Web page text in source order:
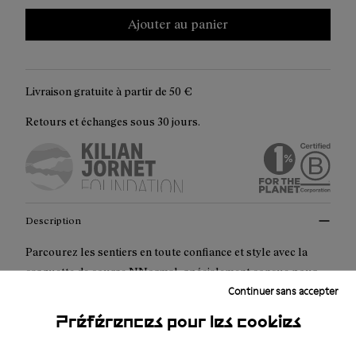
Préférences pour les cookies
Continuer sans accepter
Ajouter au panier
Livraison gratuite à partir de 50 €
Retours et échanges sous 30 jours.
Description
Parcourez les sentiers en toute confiance et style avec la
casquette de course NNormal, spécialement conçue pour
les coureurs de trail qui exigent à la fois performance et
confort. . Cette casquette est une fusion de fonctionnalité et
de design innovant, conçue pour améliorer votre expérience